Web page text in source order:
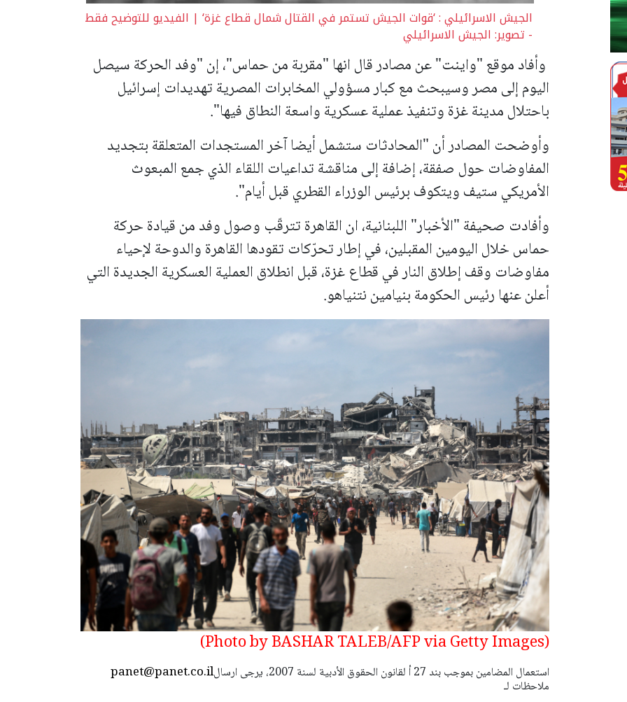
الجيش الاسرائيلي : ‘قوات الجيش تستمر في القتال شمال قطاع غزة‘ | الفيديو للتوضيح فقط
- تصوير: الجيش الاسرائيلي
وأفاد موقع "واينت" عن مصادر قال انها "مقربة من حماس"، إن "وفد الحركة سيصل
اليوم إلى مصر وسيبحث مع كبار مسؤولي المخابرات المصرية تهديدات إسرائيل
باحتلال مدينة غزة وتنفيذ عملية عسكرية واسعة النطاق فيها".
وأوضحت المصادر أن "المحادثات ستشمل أيضا آخر المستجدات المتعلقة بتجديد
المفاوضات حول صفقة، إضافة إلى مناقشة تداعيات اللقاء الذي جمع المبعوث
الأمريكي ستيف ويتكوف برئيس الوزراء القطري قبل أيام".
وأفادت صحيفة "الأخبار" اللبنانية، ان القاهرة تترقّب وصول وفد من قيادة حركة
حماس خلال اليومين المقبلين، في إطار تحرّكات تقودها القاهرة والدوحة لإحياء
مفاوضات وقف إطلاق النار في قطاع غزة، قبل انطلاق العملية العسكرية الجديدة التي
أعلن عنها رئيس الحكومة بنيامين نتنياهو.
(Photo by BASHAR TALEB/AFP via Getty Images)
panet@panet.co.ilاستعمال المضامين بموجب بند 27 أ لقانون الحقوق الأدبية لسنة 2007، يرجى ارسال
ملاحظات لـ